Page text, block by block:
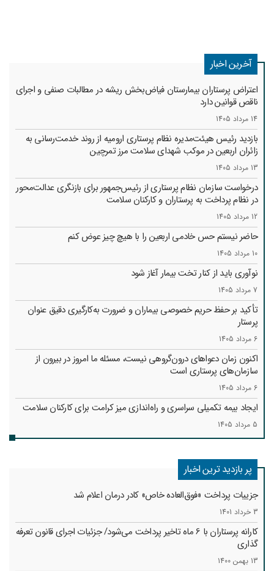
آخرین اخبار
اعتراض پرستاران بیمارستان فیاض‌بخش ریشه در مطالبات صنفی و اجرای
ناقص قوانین دارد
14 مرداد 1405
بازدید رئیس هیئت‌مدیره نظام پرستاری ارومیه از روند خدمت‌رسانی به
زائران اربعین در موکب شهدای سلامت مرز تمرچین
13 مرداد 1405
درخواست سازمان نظام پرستاری از رئیس‌جمهور برای بازنگری عدالت‌محور
در نظام پرداخت به پرستاران و کارکنان سلامت
12 مرداد 1405
حاضر نیستم حس خادمی اربعین را با هیچ چیز عوض کنم
10 مرداد 1405
نوآوری باید از کنار تخت بیمار آغاز شود
7 مرداد 1405
تأکید بر حفظ حریم خصوصی بیماران و ضرورت به‌کارگیری دقیق عنوان
پرستار
6 مرداد 1405
اکنون زمان دعواهای درون‌گروهی نیست، مسئله ما امروز در بیرون از
سازمان‌های پرستاری است
6 مرداد 1405
ایجاد بیمه تکمیلی سراسری و راه‌اندازی میز کرامت برای کارکنان سلامت
5 مرداد 1405
پر بازدید ترین اخبار
جزییات پرداخت «فوق‌العاده خاص» کادر درمان اعلام شد
3 خرداد 1401
کارانه‌ پرستاران با 6 ماه تاخیر پرداخت می‌شود/ جزئیات اجرای قانون تعرفه
گذاری
13 بهمن 1400